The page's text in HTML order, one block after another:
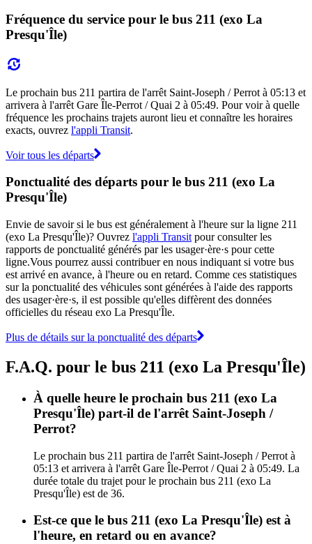
Fréquence du service pour le bus 211 (exo La
Presqu'Île)
Le prochain bus 211 partira de l'arrêt Saint-Joseph / Perrot à 05:13 et
arrivera à l'arrêt Gare Île-Perrot / Quai 2 à 05:49. Pour voir à quelle
fréquence les prochains trajets auront lieu et connaître les horaires
exacts, ouvrez l'appli Transit.
Voir tous les départs
Ponctualité des départs pour le bus 211 (exo La
Presqu'Île)
Envie de savoir si le bus est généralement à l'heure sur la ligne 211
(exo La Presqu'Île)? Ouvrez l'appli Transit pour consulter les
rapports de ponctualité générés par les usager·ère·s pour cette
ligne.Vous pourrez aussi contribuer en nous indiquant si votre bus
est arrivé en avance, à l'heure ou en retard. Comme ces statistiques
sur la ponctualité des véhicules sont générées à l'aide des rapports
des usager·ère·s, il est possible qu'elles diffèrent des données
officielles du réseau exo La Presqu'Île.
Plus de détails sur la ponctualité des départs
F.A.Q. pour le bus 211 (exo La Presqu'Île)
À quelle heure le prochain bus 211 (exo La
Presqu'Île) part-il de l'arrêt Saint-Joseph /
Perrot?
Le prochain bus 211 partira de l'arrêt Saint-Joseph / Perrot à
05:13 et arrivera à l'arrêt Gare Île-Perrot / Quai 2 à 05:49. La
durée totale du trajet pour le prochain bus 211 (exo La
Presqu'Île) est de 36.
Est-ce que le bus 211 (exo La Presqu'Île) est à
l'heure, en retard ou en avance?